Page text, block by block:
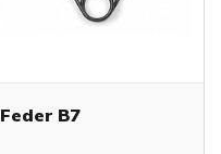
Feder B7